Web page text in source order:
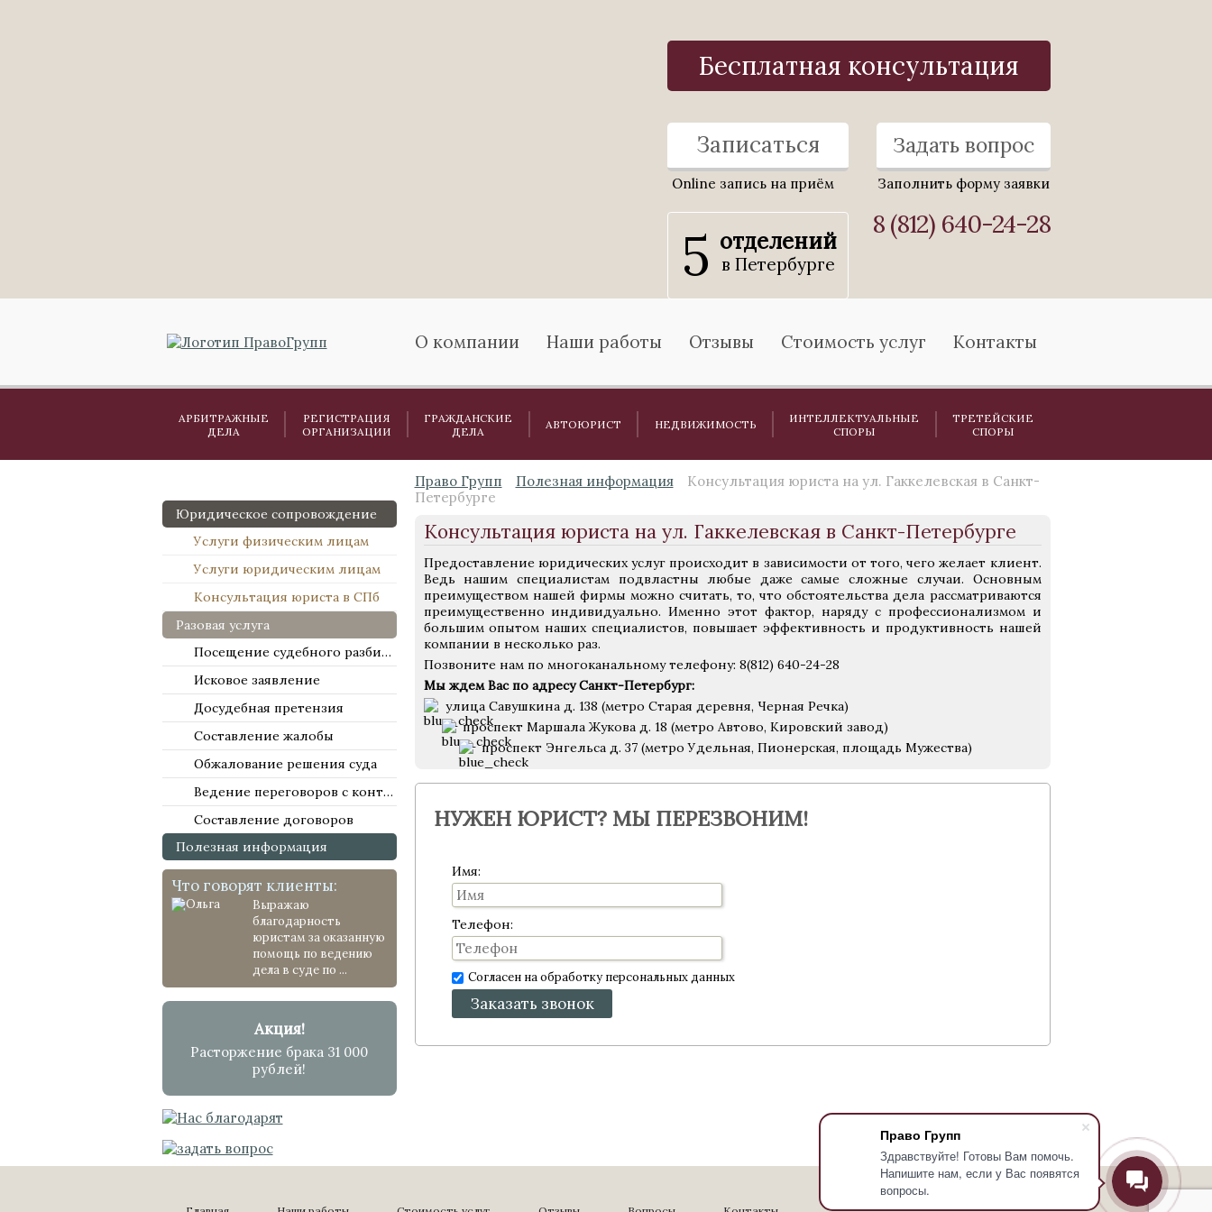
Право Групп
Здравствуйте! Готовы Вам помочь.
Напишите нам, если у Вас появятся
вопросы.
Бесплатная консультация
Записаться
Online запись на приём
Задать вопрос
Заполнить форму заявки
5 отделений
в Петербурге
8 (812) 640-24-28
О компании Наши работы Отзывы Стоимость услуг Контакты
АРБИТРАЖНЫЕ
ДЕЛА
РЕГИСТРАЦИЯ
ОРГАНИЗАЦИИ
ГРАЖДАНСКИЕ
ДЕЛА
АВТОЮРИСТ НЕДВИЖИМОСТЬ
ИНТЕЛЛЕКТУАЛЬНЫЕ
СПОРЫ
ТРЕТЕЙСКИЕ
СПОРЫ
Юридическое сопровождение
Услуги физическим лицам
Услуги юридическим лицам
Консультация юриста в СПб
Разовая услуга
Посещение судебного разбирательства
Исковое заявление
Досудебная претензия
Составление жалобы
Обжалование решения суда
Ведение переговоров с контрагентами
Составление договоров
Полезная информация
Что говорят клиенты:
Выражаю
благодарность
юристам за оказанную
помощь по ведению
дела в суде по ...
Акция!
Расторжение брака 31 000
рублей!
Право Групп Полезная информация
Консультация юриста на ул. Гаккелевская в Санкт-
Петербурге
Консультация юриста на ул. Гаккелевская в Санкт-Петербурге
Предоставление юридических услуг происходит в зависимости от того, чего желает клиент.
Ведь нашим специалистам подвластны любые даже самые сложные случаи. Основным
преимуществом нашей фирмы можно считать, то, что обстоятельства дела рассматриваются
преимущественно индивидуально. Именно этот фактор, наряду с профессионализмом и
большим опытом наших специалистов, повышает эффективность и продуктивность нашей
компании в несколько раз.
Позвоните нам по многоканальному телефону: 8(812) 640-24-28
Мы ждем Вас по адресу Санкт-Петербург:
улица Савушкина д. 138 (метро Старая деревня, Черная Речка)
проспект Маршала Жукова д. 18 (метро Автово, Кировский завод)
проспект Энгельса д. 37 (метро Удельная, Пионерская, площадь Мужества)
НУЖЕН ЮРИСТ? МЫ ПЕРЕЗВОНИМ!
Имя:
Телефон:
Согласен на обработку персональных данных
Заказать звонок